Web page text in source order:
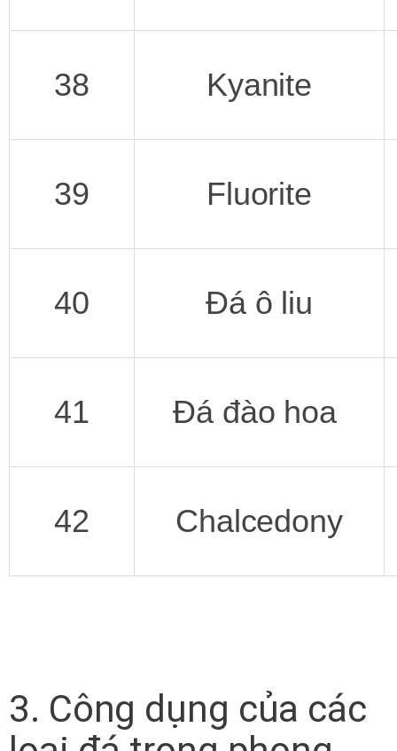
38 Kyanite
39 Fluorite
40 Đá ô liu
41 Đá đào hoa
42 Chalcedony
3. Công dụng của các